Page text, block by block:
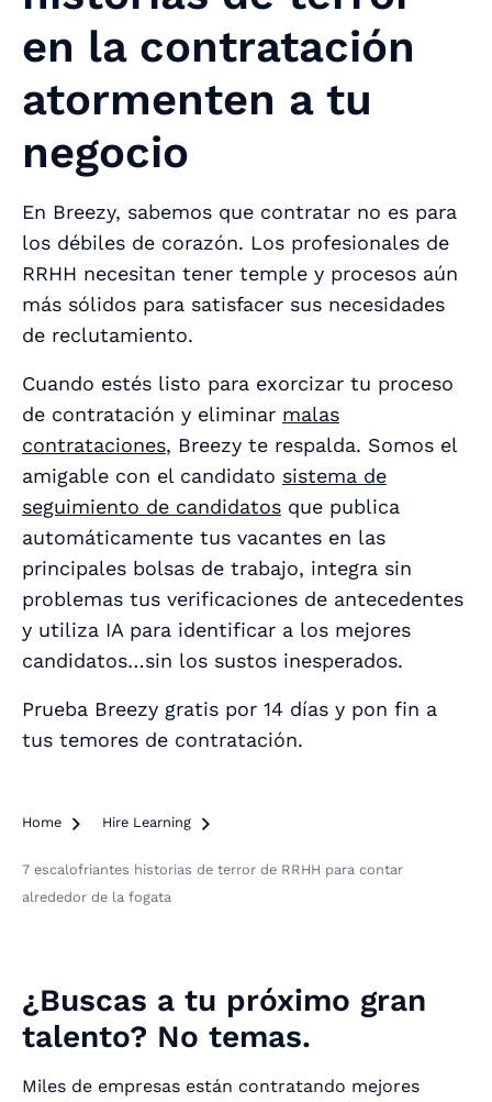
en la contratación
atormenten a tu
negocio
En Breezy, sabemos que contratar no es para
los débiles de corazón. Los profesionales de
RRHH necesitan tener temple y procesos aún
más sólidos para satisfacer sus necesidades
de reclutamiento.
Cuando estés listo para exorcizar tu proceso
de contratación y eliminar malas
contrataciones, Breezy te respalda. Somos el
amigable con el candidato sistema de
seguimiento de candidatos que publica
automáticamente tus vacantes en las
principales bolsas de trabajo, integra sin
problemas tus verificaciones de antecedentes
y utiliza IA para identificar a los mejores
candidatos…sin los sustos inesperados.
Prueba Breezy gratis por 14 días y pon fin a
tus temores de contratación.
Home  Hire Learning 
7 escalofriantes historias de terror de RRHH para contar
alrededor de la fogata
¿Buscas a tu próximo gran
talento? No temas.
Miles de empresas están contratando mejores